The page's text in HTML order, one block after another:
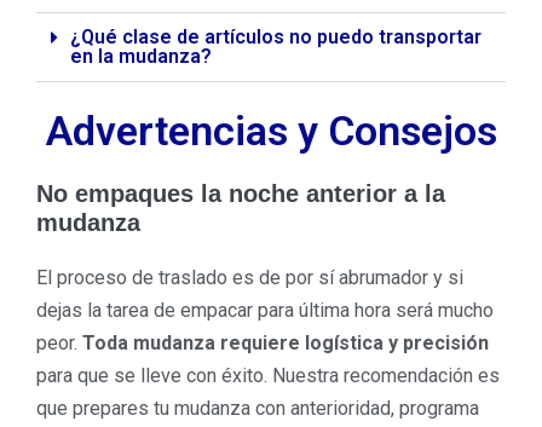
¿Qué clase de artículos no puedo transportar
en la mudanza?
Advertencias y Consejos
No empaques la noche anterior a la
mudanza
El proceso de traslado es de por sí abrumador y si
dejas la tarea de empacar para última hora será mucho
peor. Toda mudanza requiere logística y precisión
para que se lleve con éxito. Nuestra recomendación es
que prepares tu mudanza con anterioridad, programa